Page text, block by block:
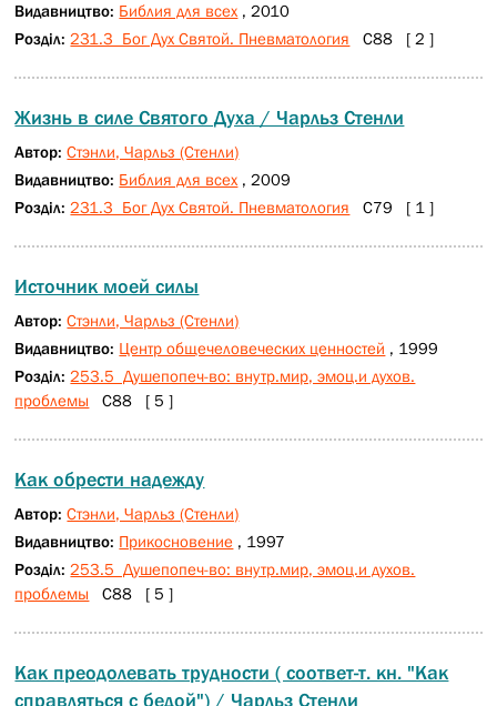
Видавництво: Библия для всех , 2010
Розділ: 231.3 Бог Дух Святой. Пневматология С88 [ 2 ]
Жизнь в силе Святого Духа / Чарльз Стенли
Автор:Стэнли, Чарльз (Стенли)
Видавництво: Библия для всех , 2009
Розділ: 231.3 Бог Дух Святой. Пневматология С79 [ 1 ]
Источник моей силы
Автор:Стэнли, Чарльз (Стенли)
Видавництво: Центр общечеловеческих ценностей , 1999
Розділ: 253.5 Душепопеч-во: внутр.мир, эмоц.и духов.
проблемы С88 [ 5 ]
Как обрести надежду
Автор:Стэнли, Чарльз (Стенли)
Видавництво: Прикосновение , 1997
Розділ: 253.5 Душепопеч-во: внутр.мир, эмоц.и духов.
проблемы С88 [ 5 ]
Как преодолевать трудности ( соответ-т. кн. "Как
справляться с бедой") / Чарльз Стенли